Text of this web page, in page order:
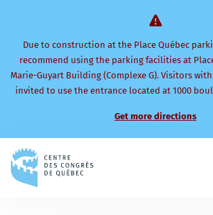
Due to construction at the Place Québec
recommend using the parking facilities at
Marie-Guyart Building (Complexe G). Visitors
invited to use the entrance located at 1000
Get more directions
to